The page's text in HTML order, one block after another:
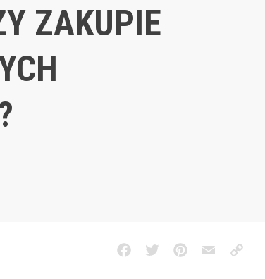
ZAKUPIE
FacebookTwitterPinterestEmailCopy